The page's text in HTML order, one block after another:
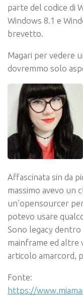
parte del codice di
Windows 8.1 e
brevetto.
Magari per vedere
dovremmo solo
Affascinata sin da
massimo avevo un
un’opensourcer
potevo usare
Sono legacy dentro
mainframe ed altre
articolo amarcord,
Fonte:
https://